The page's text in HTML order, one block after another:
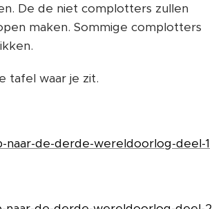
De de niet complotters zullen
maken. Sommige complotters
tafel waar je zit.
naar-de-derde-wereldoorlog-deel-1